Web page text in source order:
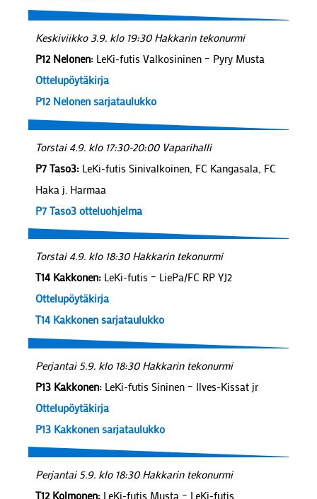
Keskiviikko 3.9. klo 19:30 Hakkarin tekonurmi
P12 Nelonen: LeKi-futis Valkosininen – Pyry Musta
Ottelupöytäkirja
P12 Nelonen sarjataulukko
Torstai 4.9. klo 17:30-20:00 Vaparihalli
P7 Taso3: LeKi-futis Sinivalkoinen, FC Kangasala, FC
Haka j. Harmaa
P7 Taso3 otteluohjelma
Torstai 4.9. klo 18:30 Hakkarin tekonurmi
T14 Kakkonen: LeKi-futis – LiePa/FC RP YJ2
Ottelupöytäkirja
T14 Kakkonen sarjataulukko
Perjantai 5.9. klo 18:30 Hakkarin tekonurmi
P13 Kakkonen: LeKi-futis Sininen – Ilves-Kissat jr
Ottelupöytäkirja
P13 Kakkonen sarjataulukko
Perjantai 5.9. klo 18:30 Hakkarin tekonurmi
T12 Kolmonen: LeKi-futis Musta – LeKi-futis